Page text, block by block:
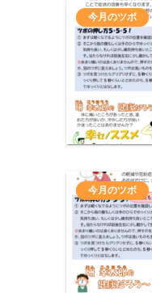
今月のツボ
今月のツボ